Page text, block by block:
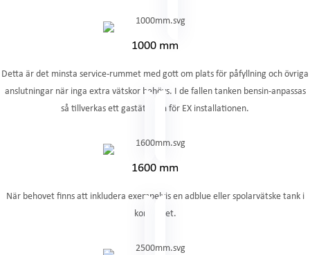
1000 mm
Detta är det minsta service-rummet med gott om plats för påfyllning och övriga
anslutningar när inga extra vätskor behövs. I de fallen tanken bensin-anpassas
så tillverkas ett gastätt rum för EX installationen.
1600 mm
När behovet finns att inkludera exempelvis en adblue eller spolarvätske tank i
konceptet.